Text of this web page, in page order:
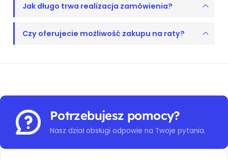
Jak długo trwa realizacja zamówienia?
Czy oferujecie możliwość zakupu na raty?
Potrzebujesz pomocy?
Nasz dział obsługi odpowie na Twoje pytania.